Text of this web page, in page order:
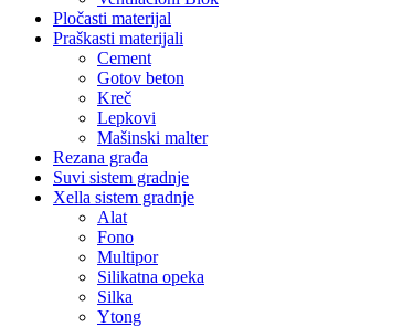
Pločasti materijal
Praškasti materijali
Cement
Gotov beton
Kreč
Lepkovi
Mašinski malter
Rezana građa
Suvi sistem gradnje
Xella sistem gradnje
Alat
Fono
Multipor
Silikatna opeka
Silka
Ytong